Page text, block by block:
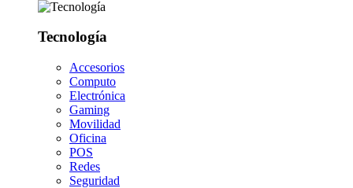
Tecnología
Accesorios
Computo
Electrónica
Gaming
Movilidad
Oficina
POS
Redes
Seguridad